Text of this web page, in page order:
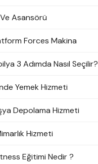
Asansörü
Forces Makina
3 Adımda Nasıl Seçilir?
Yemek Hizmeti
Depolama Hizmeti
Hizmeti
Eğitimi Nedir ?